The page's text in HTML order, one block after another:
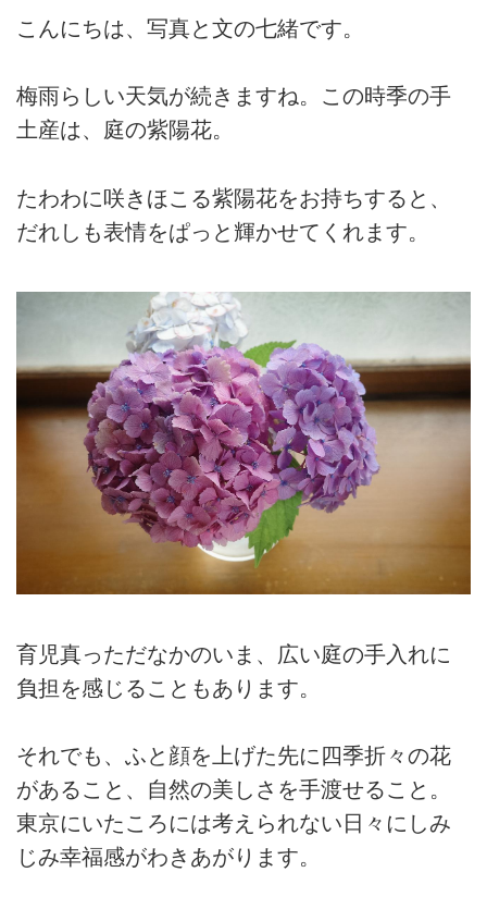
こんにちは、写真と文の七緒です。
梅雨らしい天気が続きますね。この時季の手
土産は、庭の紫陽花。
たわわに咲きほこる紫陽花をお持ちすると、
だれしも表情をぱっと輝かせてくれます。
育児真っただなかのいま、広い庭の手入れに
負担を感じることもあります。
それでも、ふと顔を上げた先に四季折々の花
があること、自然の美しさを手渡せること。
東京にいたころには考えられない日々にしみ
じみ幸福感がわきあがります。